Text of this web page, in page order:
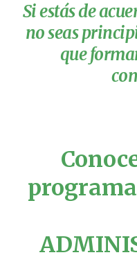
Si estás de
no seas
que
programa